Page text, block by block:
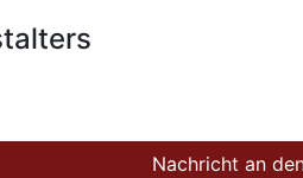
Nachricht an